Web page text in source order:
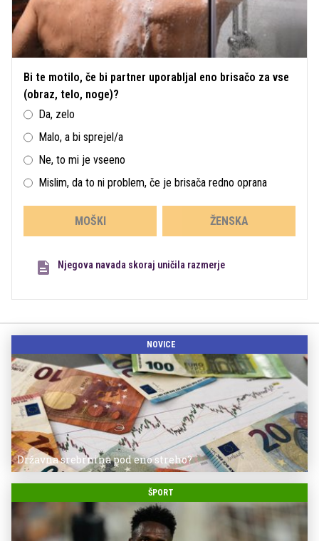
Bi te motilo, če bi partner uporabljal eno brisačo za vse
(obraz, telo, noge)?
Da, zelo
Malo, a bi sprejel/a
Ne, to mi je vseeno
Mislim, da to ni problem, če je brisača redno oprana
MOŠKI ŽENSKA
Njegova navada skoraj uničila razmerje
NOVICE
Državna srebrnina pod eno streho?
ŠPORT